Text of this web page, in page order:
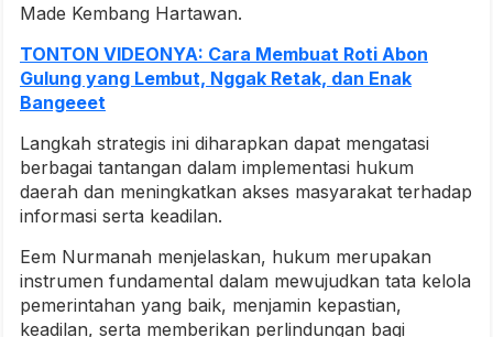
Made Kembang Hartawan.
TONTON VIDEONYA: Cara Membuat Roti Abon
Gulung yang Lembut, Nggak Retak, dan Enak
Bangeeet
Langkah strategis ini diharapkan dapat mengatasi
berbagai tantangan dalam implementasi hukum
daerah dan meningkatkan akses masyarakat terhadap
informasi serta keadilan.
Eem Nurmanah menjelaskan, hukum merupakan
instrumen fundamental dalam mewujudkan tata kelola
pemerintahan yang baik, menjamin kepastian,
keadilan, serta memberikan perlindungan bagi